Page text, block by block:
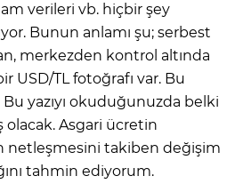
verileri vb. hiçbir şey
Bunun anlamı şu; serbest
merkezden kontrol altında
USD/TL fotoğrafı var. Bu
yazıyı okuduğunuzda belki
olacak. Asgari ücretin
netleşmesini takiben değişim
tahmin ediyorum.